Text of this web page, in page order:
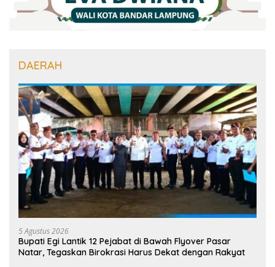
DAERAH
5 Agustus 2026
Bupati Egi Lantik 12 Pejabat di Bawah Flyover Pasar
Natar, Tegaskan Birokrasi Harus Dekat dengan Rakyat